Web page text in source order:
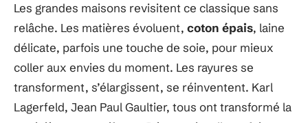
Les grandes maisons revisitent ce classique sans
relâche. Les matières évoluent, coton épais, laine
délicate, parfois une touche de soie, pour mieux
coller aux envies du moment. Les rayures se
transforment, s’élargissent, se réinventent. Karl
Lagerfeld, Jean Paul Gaultier, tous ont transformé la